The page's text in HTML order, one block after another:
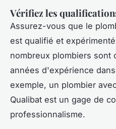
Vérifiez les
Assurez-vous que le
est qualifié et
nombreux plombiers sont
années d'expérience
exemple, un plombier
Qualibat est un gage de
professionnalisme.